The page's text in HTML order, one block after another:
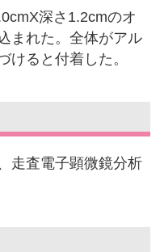
深さ1.2cmのオ
まれた。全体がアル
けると付着した。
走査電子顕微鏡分析